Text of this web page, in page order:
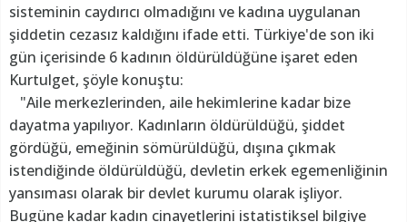
sisteminin caydırıcı olmadığını ve kadına uygulanan
şiddetin cezasız kaldığını ifade etti. Türkiye'de son iki
gün içerisinde 6 kadının öldürüldüğüne işaret eden
Kurtulget, şöyle konuştu:
"Aile merkezlerinden, aile hekimlerine kadar bize
dayatma yapılıyor. Kadınların öldürüldüğü, şiddet
gördüğü, emeğinin sömürüldüğü, dışına çıkmak
istendiğinde öldürüldüğü, devletin erkek egemenliğinin
yansıması olarak bir devlet kurumu olarak işliyor.
Bugüne kadar kadın cinayetlerini istatistiksel bilgiye